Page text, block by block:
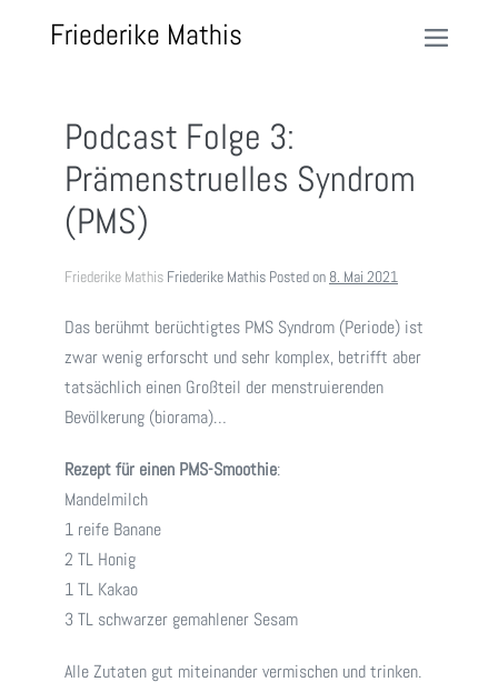
Friederike Mathis
Podcast Folge 3:
Prämenstruelles Syndrom
(PMS)
Friederike Mathis Friederike Mathis Posted on 8. Mai 2021
Das berühmt berüchtigtes PMS Syndrom (Periode) ist
zwar wenig erforscht und sehr komplex, betrifft aber
tatsächlich einen Großteil der menstruierenden
Bevölkerung (biorama)…
Rezept für einen PMS-Smoothie:
Mandelmilch
1 reife Banane
2 TL Honig
1 TL Kakao
3 TL schwarzer gemahlener Sesam
Alle Zutaten gut miteinander vermischen und trinken.